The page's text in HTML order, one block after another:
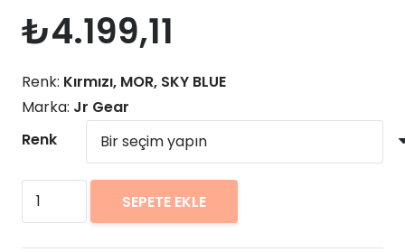
₺4.199,11
Renk: Kırmızı, MOR, SKY BLUE
Marka: Jr Gear
Renk
Gear
SEPETE EKLE